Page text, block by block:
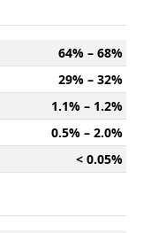
64% – 68%
29% – 32%
1.1% – 1.2%
0.5% – 2.0%
< 0.05%